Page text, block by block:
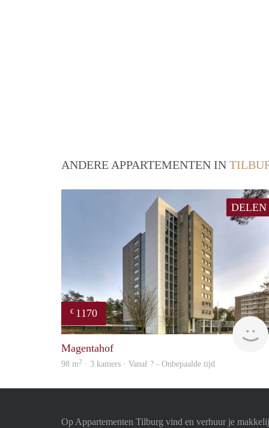
ANDERE APPARTEMENTEN IN
DELEN
€ 1170
Magentahof
98 m2 · 3 kamers · Vanaf ? - Onbepaalde tijd
Op Appartementen Tilburg vind en verhuur je